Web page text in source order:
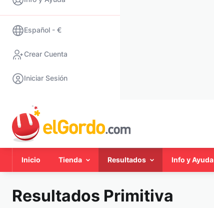
Español - €
Crear Cuenta
Iniciar Sesión
Inicio Tienda Resultados Info y Ayuda
Resultados Primitiva